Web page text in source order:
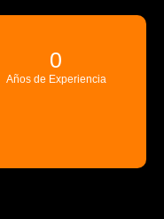
Años de Experiencia
0